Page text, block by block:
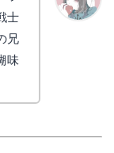
士
兄
味